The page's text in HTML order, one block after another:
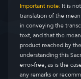
Important note:It is
translation of the
in conveying the
text, and that the
product reached by
understanding this
error-free, as is the
any remarks or